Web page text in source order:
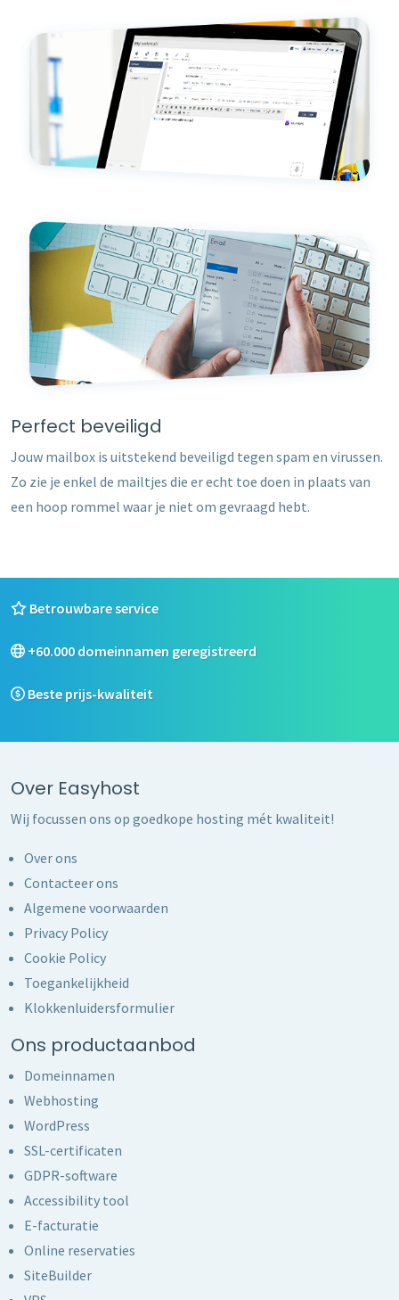
Perfect beveiligd
Jouw mailbox is uitstekend beveiligd tegen spam en virussen.
Zo zie je enkel de mailtjes die er echt toe doen in plaats van
een hoop rommel waar je niet om gevraagd hebt.
Betrouwbare service
+60.000 domeinnamen geregistreerd
Beste prijs-kwaliteit
Over Easyhost
Wij focussen ons op goedkope hosting mét kwaliteit!
Over ons
Contacteer ons
Algemene voorwaarden
Privacy Policy
Cookie Policy
Toegankelijkheid
Klokkenluidersformulier
Ons productaanbod
Domeinnamen
Webhosting
WordPress
SSL-certificaten
GDPR-software
Accessibility tool
E-facturatie
Online reservaties
SiteBuilder